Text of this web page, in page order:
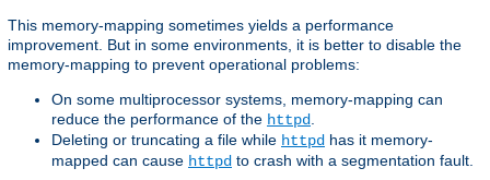
This memory-mapping sometimes yields a performance
improvement. But in some environments, it is better to disable the
memory-mapping to prevent operational problems:
On some multiprocessor systems, memory-mapping can
reduce the performance of the httpd
Deleting or truncating a file while httpd has it memory-
mapped can cause httpd to crash with a segmentation fault.